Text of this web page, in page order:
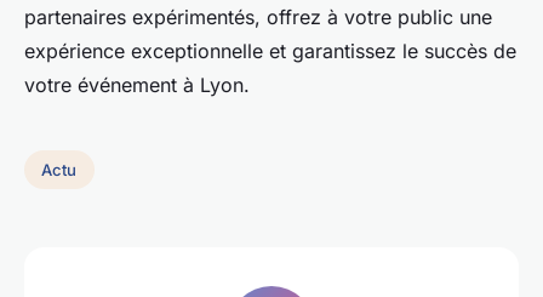
partenaires expérimentés, offrez à votre public une
expérience exceptionnelle et garantissez le succès de
votre événement à Lyon.
Actu